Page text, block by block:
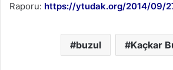
Raporu: https://ytudak.org/2014/09/
buzul Kaçkar